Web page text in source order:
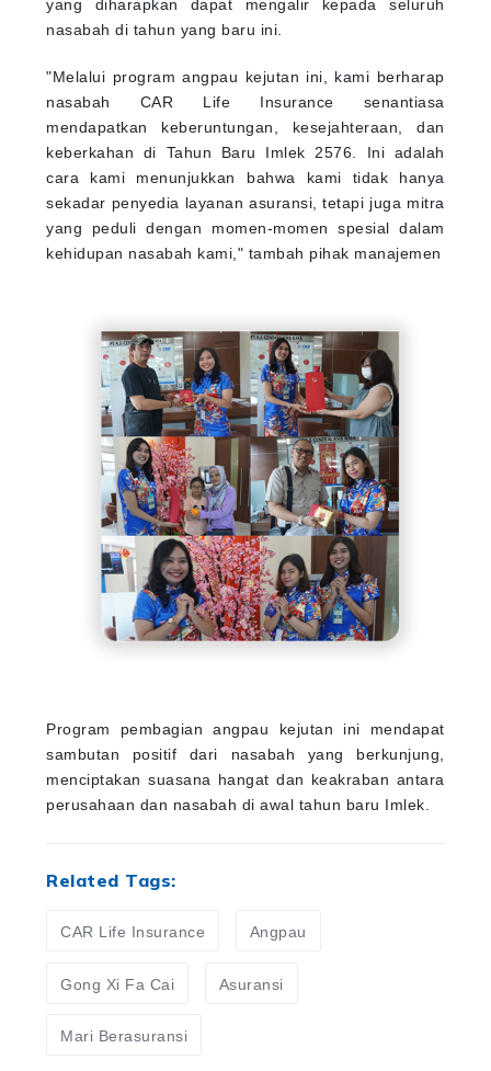
yang diharapkan dapat mengalir kepada seluruh
nasabah di tahun yang baru ini.
"Melalui program angpau kejutan ini, kami berharap
nasabah CAR Life Insurance senantiasa
mendapatkan keberuntungan, kesejahteraan, dan
keberkahan di Tahun Baru Imlek 2576. Ini adalah
cara kami menunjukkan bahwa kami tidak hanya
sekadar penyedia layanan asuransi, tetapi juga mitra
yang peduli dengan momen-momen spesial dalam
kehidupan nasabah kami," tambah pihak manajemen
Program pembagian angpau kejutan ini mendapat
sambutan positif dari nasabah yang berkunjung,
menciptakan suasana hangat dan keakraban antara
perusahaan dan nasabah di awal tahun baru Imlek.
Related Tags:
CAR Life Insurance Angpau
Gong Xi Fa Cai Asuransi
Mari Berasuransi